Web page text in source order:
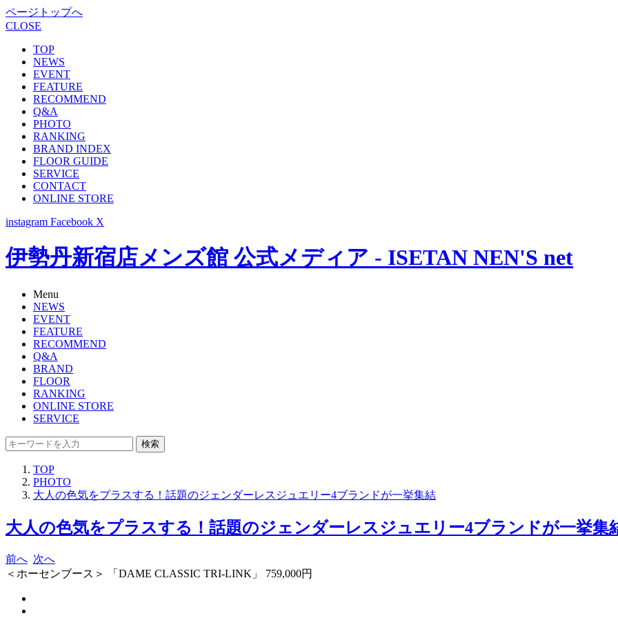
ページトップへ
CLOSE
TOP
NEWS
EVENT
FEATURE
RECOMMEND
Q&A
PHOTO
RANKING
BRAND INDEX
FLOOR GUIDE
SERVICE
CONTACT
ONLINE STORE
instagram Facebook X
伊勢丹新宿店メンズ館 公式メディア - ISETAN NEN'S net
Menu
NEWS
EVENT
FEATURE
RECOMMEND
Q&A
BRAND
FLOOR
RANKING
ONLINE STORE
SERVICE
検索
TOP
PHOTO
大人の色気をプラスする！話題のジェンダーレスジュエリー4ブランドが一挙集結
大人の色気をプラスする！話題のジェンダーレスジュエリー4ブランドが一挙集
前へ 次へ
＜ホーセンブース＞ 「DAME CLASSIC TRI-LINK」 759,000円